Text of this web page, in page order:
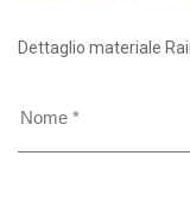
Dettaglio materiale